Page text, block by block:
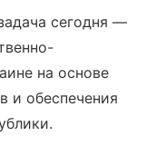
сегодня —
на основе
и обеспечения